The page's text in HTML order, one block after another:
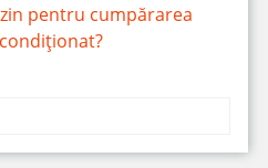
pentru cumpărarea